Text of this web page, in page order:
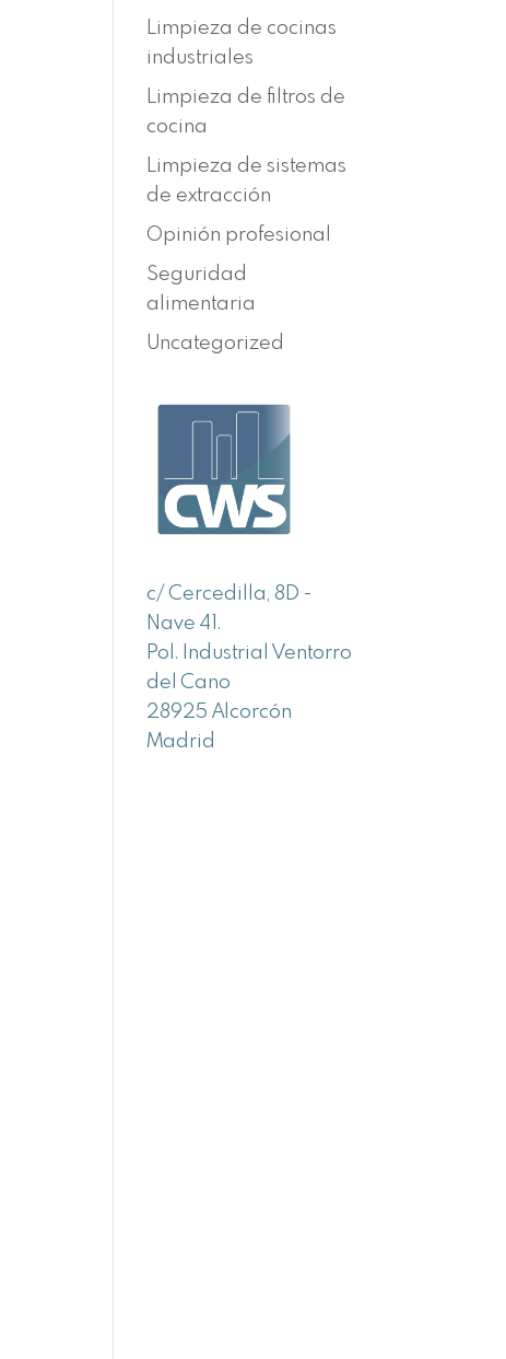
Limpieza de cocinas
industriales
Limpieza de filtros de
cocina
Limpieza de sistemas
de extracción
Opinión profesional
Seguridad
alimentaria
Uncategorized
c/ Cercedilla, 8D -
Nave 41.
Pol. Industrial Ventorro
del Cano
28925 Alcorcón
Madrid